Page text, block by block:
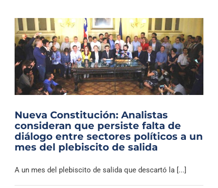
Nueva Constitución: Analistas
consideran que persiste falta de
diálogo entre sectores políticos a un
mes del plebiscito de salida
A un mes del plebiscito de salida que descartó la [...]